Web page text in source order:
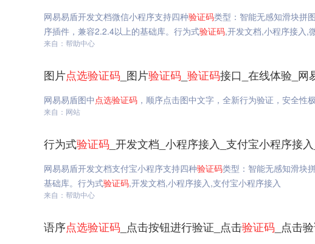
网易易盾开发文档微信小程序支持四种验证码类型：智能无感知滑块拼
序插件，兼容2.2.4以上的基础库。行为式验证码,开发文档,小程序接入,
来自：帮助中心
图片点选验证码 _图片验证码 验证码接口_在线体验_网
网易易盾图中点选验证码 ，顺序点击图中文字，全新行为验证，安全性
来自：网站
行为式验证码 _开发文档_小程序接入_支付宝小程序接
网易易盾开发文档支付宝小程序支持四种验证码类型：智能无感知滑块
基础库。行为式验证码,开发文档,小程序接入,支付宝小程序接入
来自：帮助中心
语序点选验证码 _点击按钮进行验证_点击验证码 _点击